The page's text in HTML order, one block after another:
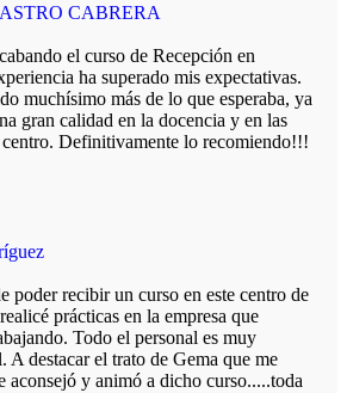
CABRERA
el curso de Recepción en
ha superado mis expectativas.
muchísimo más de lo que esperaba, ya
gran calidad en la docencia y en las
centro. Definitivamente lo recomiendo!!!
poder recibir un curso en este centro de
prácticas en la empresa que
Todo el personal es muy
A destacar el trato de Gema que me
aconsejó y animó a dicho curso.....toda